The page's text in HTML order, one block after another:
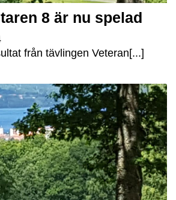
8 är nu spelad
från tävlingen Veteran[...]